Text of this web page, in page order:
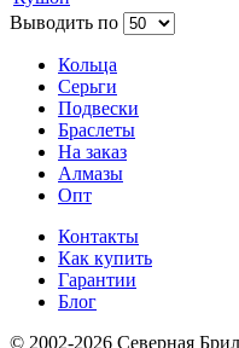
Выводить по
Кольца
Серьги
Подвески
Браслеты
На заказ
Алмазы
Опт
Контакты
Как купить
Гарантии
Блог
© 2002-2026 Северная